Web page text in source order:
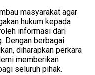
masyarakat agar
hukum kepada
informasi dari
Dengan berbagai
diharapkan perkara
memberikan
seluruh pihak.